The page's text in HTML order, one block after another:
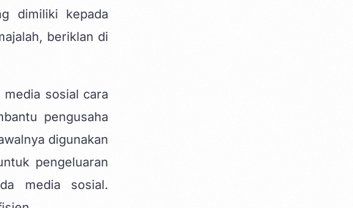
dimiliki kepada
beriklan di
sosial cara
pengusaha
digunakan
pengeluaran
media sosial.